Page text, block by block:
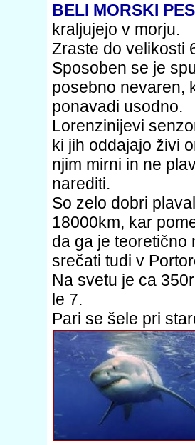
BELI MORSKI PES
kraljujejo v morju.
Zraste do velikosti
Sposoben se je
posebno nevaren,
ponavadi usodno.
Lorenzinijevi
ki jih oddajajo živi
njim mirni in ne
narediti.
So zelo dobri
18000km, kar
da ga je teoretično
srečati tudi v
Na svetu je ca
le 7.
Pari se šele pri